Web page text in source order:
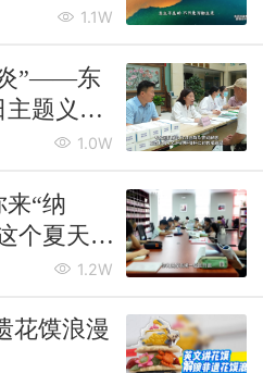
1.1W
炎”——东
题义诊
1.0W
“纳
个夏天稳
1.2W
花馍浪漫